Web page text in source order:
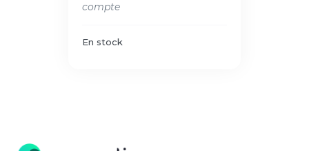
compte
En stock